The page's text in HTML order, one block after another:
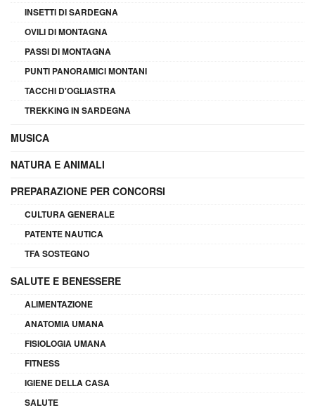
INSETTI DI SARDEGNA
OVILI DI MONTAGNA
PASSI DI MONTAGNA
PUNTI PANORAMICI MONTANI
TACCHI D'OGLIASTRA
TREKKING IN SARDEGNA
MUSICA
NATURA E ANIMALI
PREPARAZIONE PER CONCORSI
CULTURA GENERALE
PATENTE NAUTICA
TFA SOSTEGNO
SALUTE E BENESSERE
ALIMENTAZIONE
ANATOMIA UMANA
FISIOLOGIA UMANA
FITNESS
IGIENE DELLA CASA
SALUTE